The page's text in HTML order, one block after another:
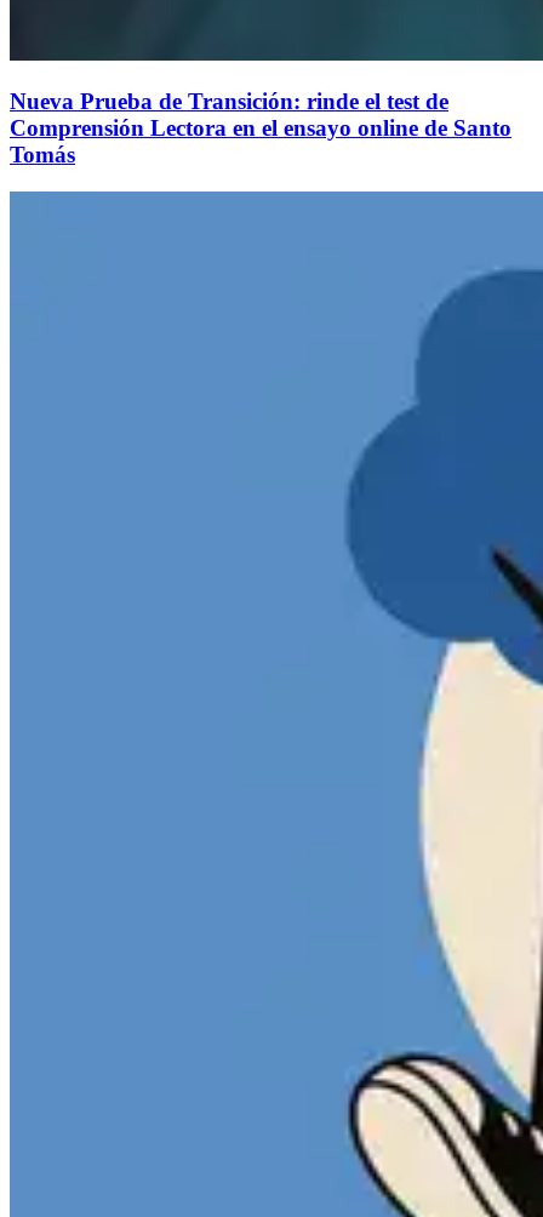
Nueva Prueba de Transición: rinde el test de
Comprensión Lectora en el ensayo online de Santo
Tomás